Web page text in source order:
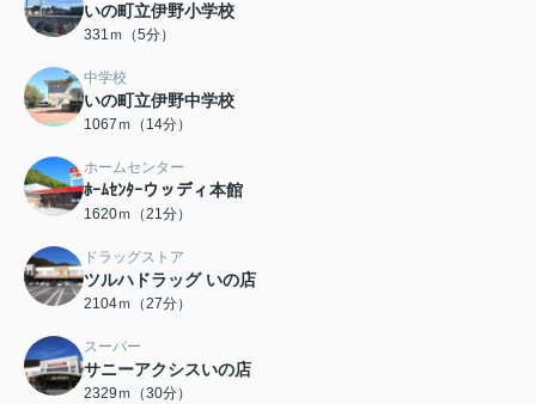
いの町立伊野小学校
331ｍ（5分）
中学校
いの町立伊野中学校
1067ｍ（14分）
ホームセンター
ﾎｰﾑｾﾝﾀｰウッディ本館
1620ｍ（21分）
ドラッグストア
ツルハドラッグ いの店
2104ｍ（27分）
スーパー
サニーアクシスいの店
2329ｍ（30分）